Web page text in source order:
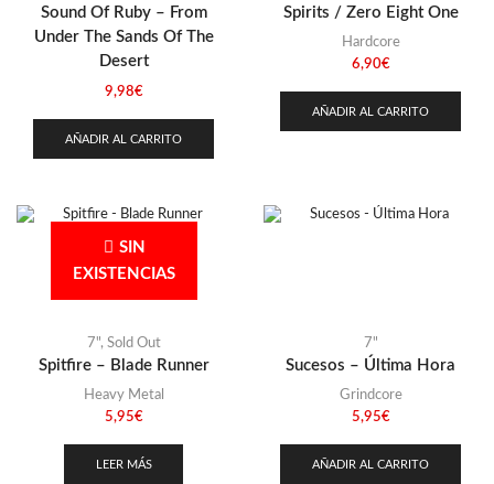
Sound Of Ruby – From
Under The Sands Of The
Desert
9,98€
AÑADIR AL CARRITO
Spirits / Zero Eight One
Hardcore
6,90€
AÑADIR AL CARRITO
SIN
EXISTENCIAS
7", Sold Out
Spitfire – Blade Runner
Heavy Metal
5,95€
LEER MÁS
7"
Sucesos – Última Hora
Grindcore
5,95€
AÑADIR AL CARRITO